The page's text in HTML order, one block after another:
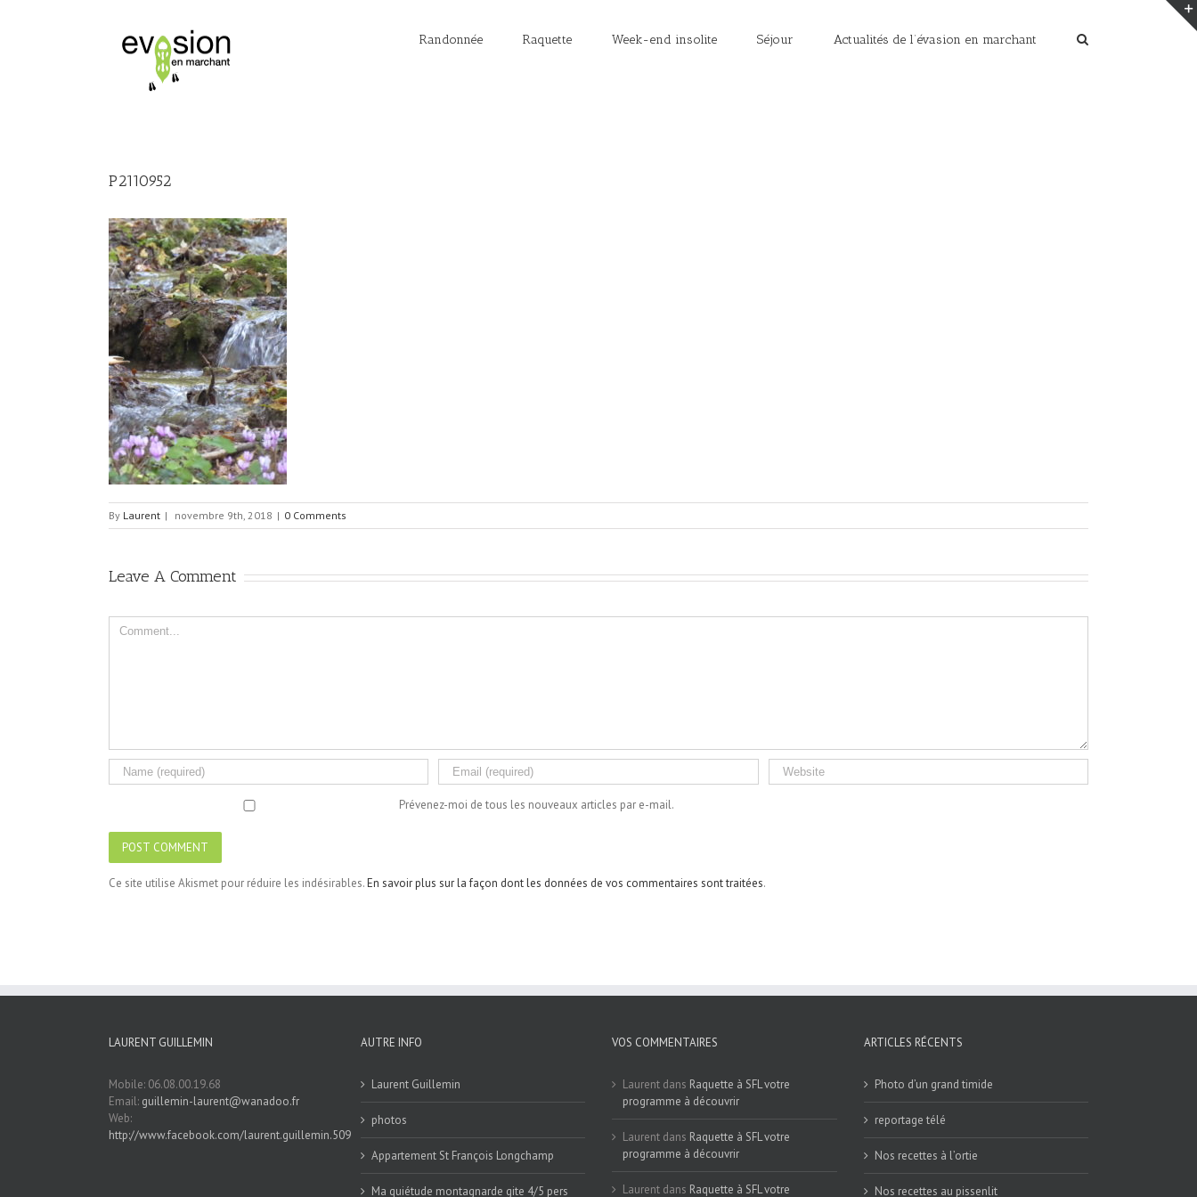
Randonnée Raquette Week-end insolite Séjour Actualités de l’évasion en marchant
P2110952
By Laurent | novembre 9th, 2018 | 0 Comments
Leave A Comment
Comment
Prévenez-moi de tous les nouveaux articles par e-mail.
Ce site utilise Akismet pour réduire les indésirables.En savoir plus sur la façon dont les données de vos commentaires sont traitées.
LAURENT GUILLEMIN
Mobile: 06.08.00.19.68
Email: guillemin-laurent@wanadoo.fr
Web:
http://www.facebook.com/laurent.guillemin.509
AUTRE INFO
Laurent Guillemin
photos
Appartement St François Longchamp
Ma quiétude montagnarde gite 4/5 pers
VOS COMMENTAIRES
Laurent dans Raquette à SFL votre
programme à découvrir
Laurent dans Raquette à SFL votre
programme à découvrir
Laurent dans Raquette à SFL votre
ARTICLES RÉCENTS
Photo d’un grand timide
reportage télé
Nos recettes à l’ortie
Nos recettes au pissenlit